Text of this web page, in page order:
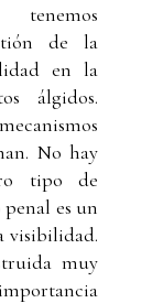
de la
en la
álgidos.
No hay
tipo de
es un
visibilidad.
muy